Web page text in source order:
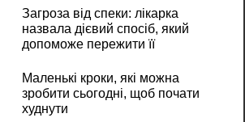
Загроза від спеки: лікарка
назвала дієвий спосіб, який
допоможе пережити її
Маленькі кроки, які можна
зробити сьогодні, щоб почати
худнути